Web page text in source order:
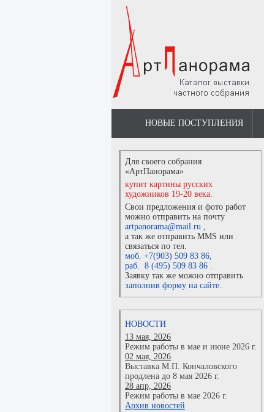
НОВЫЕ ПОСТУПЛЕНИЯ
Для своего собрания
«АртПанорама»
купит картины русских
художников 19-20 века.
Свои предложения и фото работ
можно отправить на почту
artpanorama@mail.ru ,
а так же отправить MMS или
связаться по тел.
моб. +7(903) 509 83 86,
раб. 8 (495) 509 83 86 .
Заявку так же можно отправить
заполнив форму на сайте.
НОВОСТИ
13 мая, 2026
Режим работы в мае и июне 2026 г.
02 мая, 2026
Выставка М.П. Кончаловского
продлена до 8 мая 2026 г.
28 апр, 2026
Режим работы в мае 2026 г.
Архив новостей